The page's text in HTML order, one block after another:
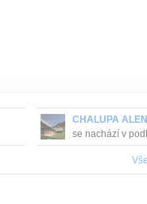
CHALUPA
se nachází v
roztroušené
údolí podél